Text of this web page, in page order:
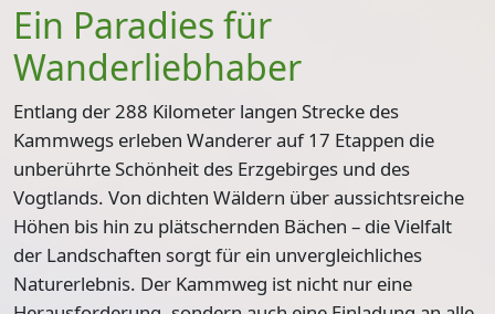
Ein Paradies für
Wanderliebhaber
Entlang der288 Kilometer langen Strecke des
Kammwegs erleben Wanderer auf17 Etappen die
unberührte Schönheit des Erzgebirges und des
Vogtlands. Von dichten Wäldern über aussichtsreiche
Höhen bis hin zu plätschernden Bächen – die Vielfalt
der Landschaften sorgt für ein unvergleichliches
Naturerlebnis. Der Kammweg ist nicht nur eine